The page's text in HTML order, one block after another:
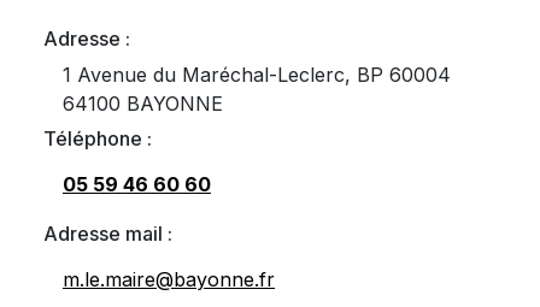
Adresse :
1 Avenue du Maréchal-Leclerc, BP 60004
64100 BAYONNE
Téléphone :
05 59 46 60 60
Adresse mail :
m.le.maire@bayonne.fr